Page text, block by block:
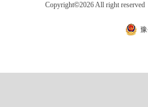
Copyright©2026 All right